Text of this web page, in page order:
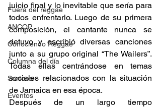
Fuera del reggae
ANCOP
Conociendo Reggae
Columna del día
Sorteos
Eventos
juicio final y lo inevitable que sería para
todos enfrentarlo. Luego de su primera
composición, el cantante nunca se
detuvo y escribió diversas canciones
junto a su grupo original “The Wailers”.
Todas ellas centrándose en temas
sociales relacionados con la situación
de Jamaica en esa época.
Después de un largo tiempo